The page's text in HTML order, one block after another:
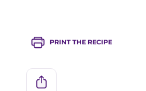
PRINT THE RECIPE